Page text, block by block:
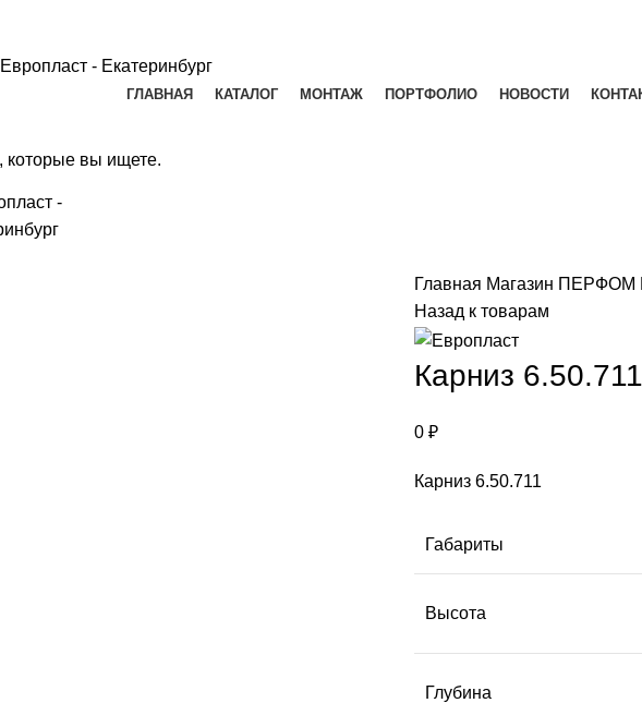
ГЛАВНАЯ КАТАЛОГ МОНТАЖ ПОРТФОЛИО НОВОСТИ
Главная Магазин ПЕРФОМ
Назад к товарам
Карниз 6.50.711
0 ₽
Карниз 6.50.711
Габариты
Высота
Глубина
которые вы ищете.